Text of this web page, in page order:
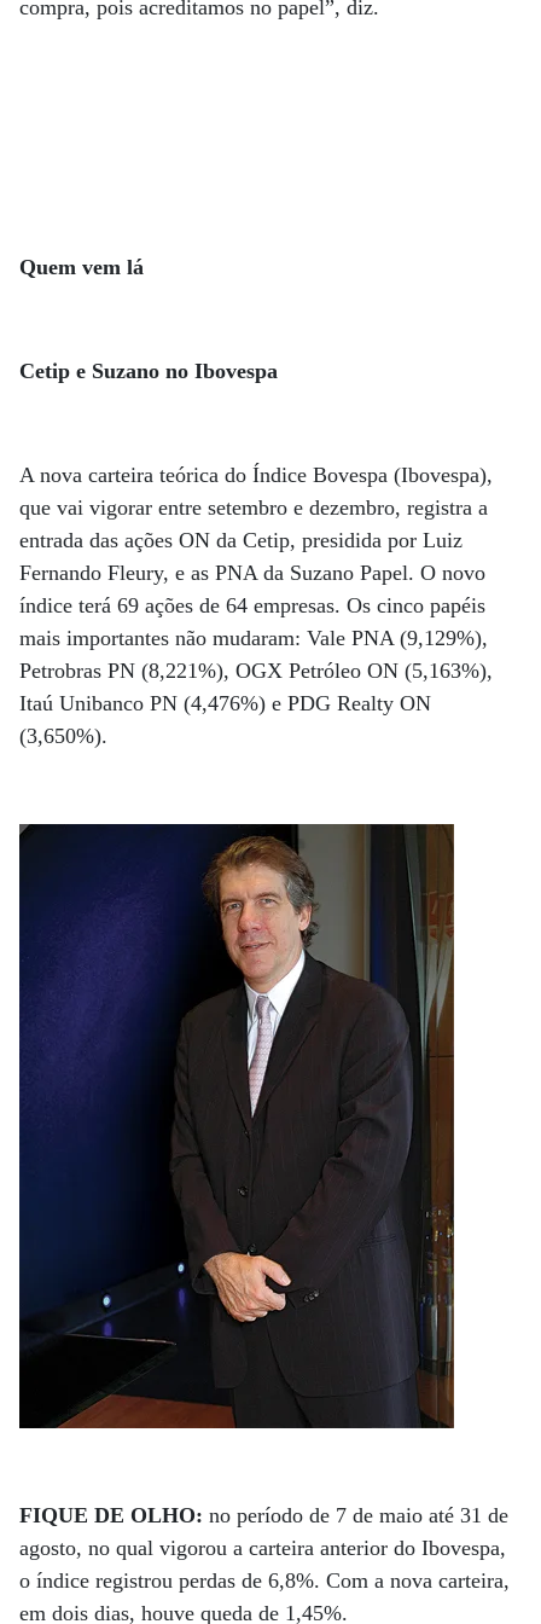
compra, pois acreditamos no papel”, diz.
Quem vem lá
Cetip e Suzano no Ibovespa
A nova carteira teórica do Índice Bovespa (Ibovespa),
que vai vigorar entre setembro e dezembro, registra a
entrada das ações ON da Cetip, presidida por Luiz
Fernando Fleury, e as PNA da Suzano Papel. O novo
índice terá 69 ações de 64 empresas. Os cinco papéis
mais importantes não mudaram: Vale PNA (9,129%),
Petrobras PN (8,221%), OGX Petróleo ON (5,163%),
Itaú Unibanco PN (4,476%) e PDG Realty ON
(3,650%).
FIQUE DE OLHO: no período de 7 de maio até 31 de
agosto, no qual vigorou a carteira anterior do Ibovespa,
o índice registrou perdas de 6,8%. Com a nova carteira,
em dois dias, houve queda de 1,45%.